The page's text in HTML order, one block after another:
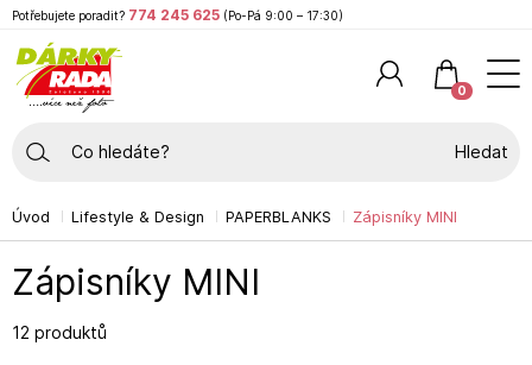
Úvod Lifestyle & Design PAPERBLANKS Zápisníky MINI
Zápisníky MINI
12 produktů
Potřebujete poradit? 774 245 625 (Po-Pá 9:00 – 17:30)
0
Hledat